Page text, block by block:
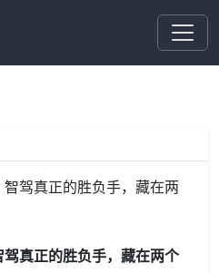
真正的胜负手，藏在两个